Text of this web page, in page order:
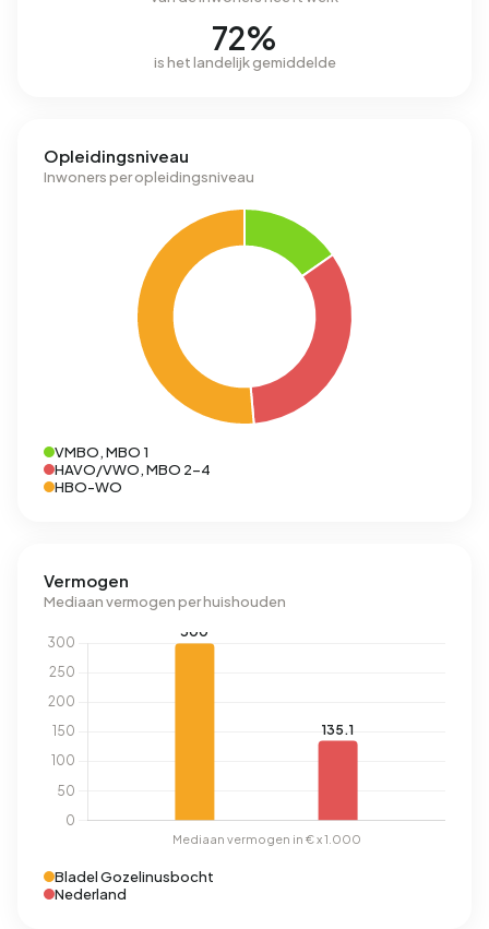
72%
is het landelijk gemiddelde
Opleidingsniveau
Inwoners per opleidingsniveau
VMBO, MBO 1
HAVO/VWO, MBO 2-4
HBO-WO
Vermogen
Mediaan vermogen per huishouden
Bladel Gozelinusbocht
Nederland